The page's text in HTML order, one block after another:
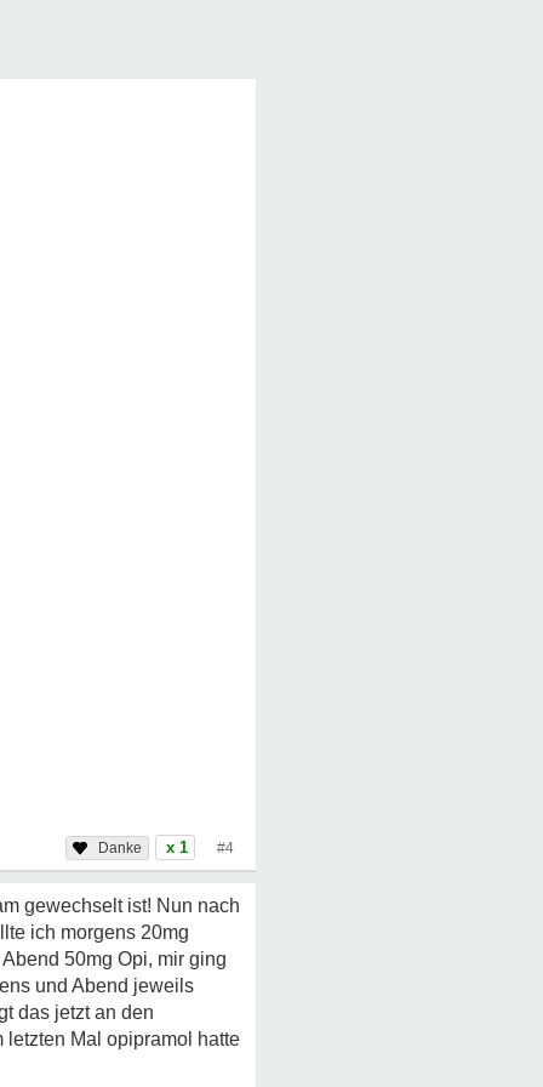
x 1 #4
gewechselt ist! Nun nach
ich morgens 20mg
50mg Opi, mir ging
und Abend jeweils
das jetzt an den
Mal opipramol hatte